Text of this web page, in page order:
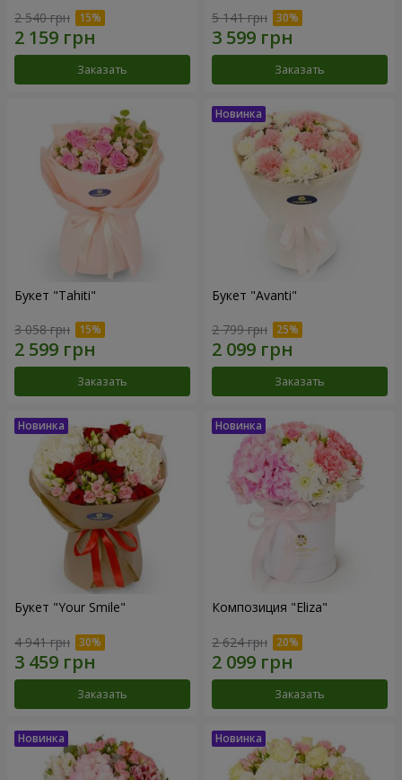
2 540 грн
Заказать
5 141 грн
Заказать
Букет "Tahiti"
3 058 грн
Заказать
Букет "Avanti"
2 799 грн
Заказать
Букет "Your Smile"
4 941 грн
Заказать
Композиция "Eliza"
2 624 грн
Заказать